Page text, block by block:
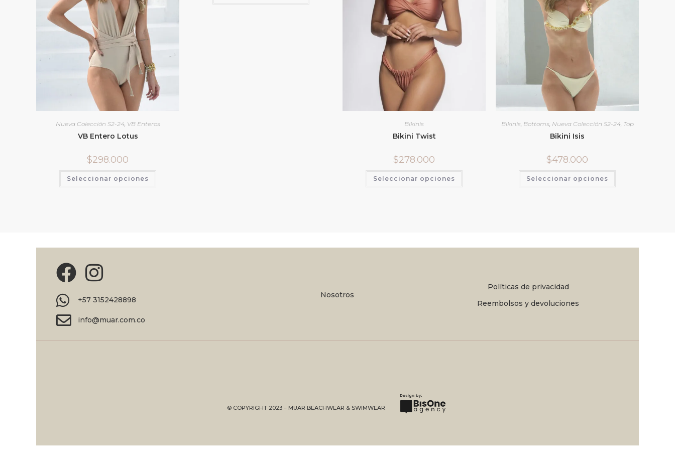
Nueva Colección S2-24, VB Enteros
VB Entero Lotus
$298.000
Seleccionar opciones
Bikinis
Bikini Twist
$278.000
Seleccionar opciones
Bikinis Bottoms Nueva Colección S2-24, Top
Bikini Isis
$478.000
Seleccionar opciones
+57 3152428898
info@muar.com.co
Nosotros
Políticas de privacidad
Reembolsos y devoluciones
© COPYRIGHT 2023 – MUAR BEACHWEAR & SWIMWEAR